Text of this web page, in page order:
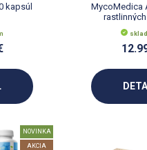
kapsúl
MycoMedica
NOVINKA
AKCIA